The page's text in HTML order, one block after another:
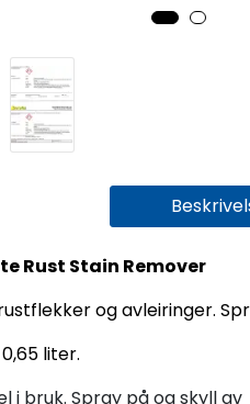
Rust Stain Remover
og avleiringer.
liter.
i bruk. Spray på og skyll av